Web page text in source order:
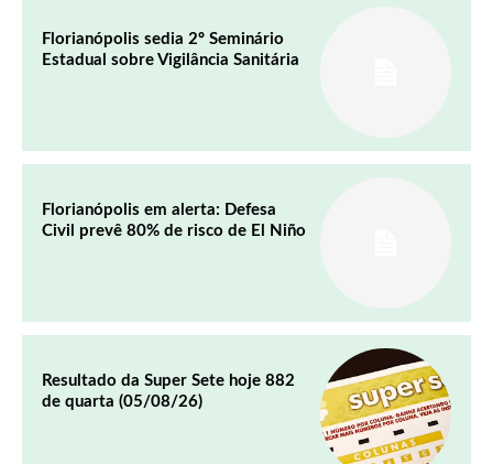
Florianópolis sedia 2º Seminário
Estadual sobre Vigilância Sanitária
Florianópolis em alerta: Defesa
Civil prevê 80% de risco de El Niño
Resultado da Super Sete hoje 882
de quarta (05/08/26)